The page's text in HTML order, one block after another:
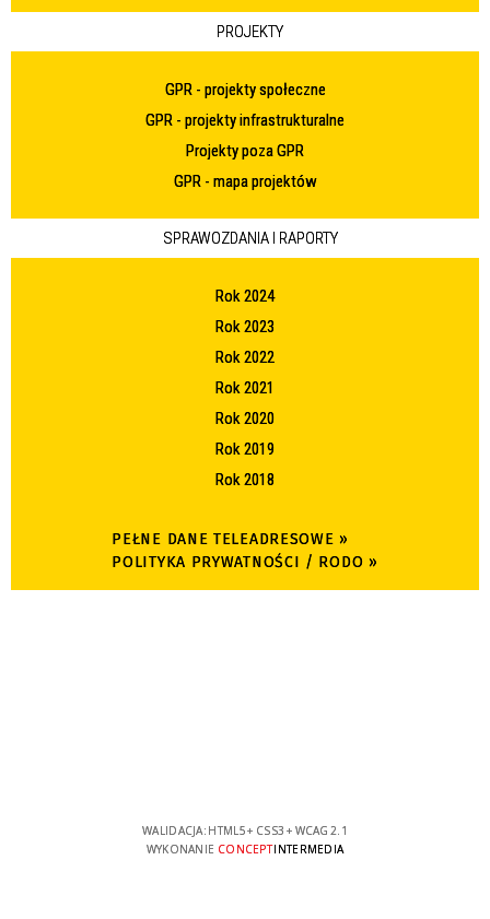
PROJEKTY
GPR - projekty społeczne
GPR - projekty infrastrukturalne
Projekty poza GPR
GPR - mapa projektów
SPRAWOZDANIA I RAPORTY
Rok 2024
Rok 2023
Rok 2022
Rok 2021
Rok 2020
Rok 2019
Rok 2018
PEŁNE DANE TELEADRESOWE »
POLITYKA PRYWATNOŚCI / RODO »
WALIDACJA: HTML5+ CSS3 + WCAG 2.1
WYKONANIE CONCEPTINTERMEDIA